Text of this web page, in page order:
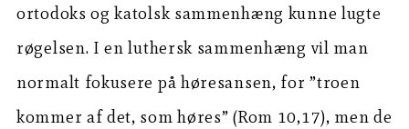
ortodoks og katolsk sammenhæng kunne lugte
røgelsen. I en luthersk sammenhæng vil man
normalt fokusere på høresansen, for ”troen
kommer af det, som høres” (Rom 10,17), men de